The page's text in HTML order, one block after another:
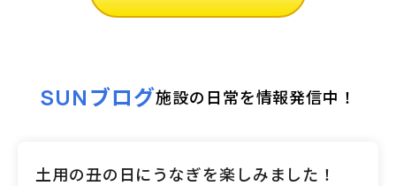
SUNブログ施設の日常を情報発信中！
土用の丑の日にうなぎを楽しみました！